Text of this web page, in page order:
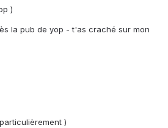
)
la pub de yop - t'as craché sur mon
)